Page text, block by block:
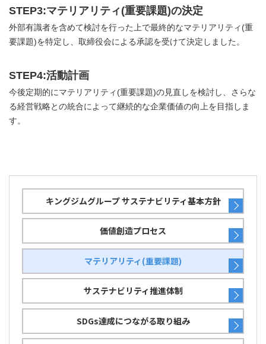
STEP3:マテリアリティ(重要課題)の決定
外部有識者を含めて検討を行った上で最終的なマテリアリティ(重
要課題)を特定し、取締役会による承認を受けて決定しました。
STEP4:活動計画
今後定期的にマテリアリティ(重要課題)の見直しを検討し、さらな
る経営戦略との統合によって継続的な企業価値の向上を目指しま
す。
キングジムグループ サステナビリティ基本方針
価値創造プロセス
マテリアリティ(重要課題)
サステナビリティ推進体制
SDGs達成につながる取り組み